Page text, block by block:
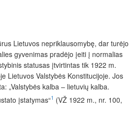
Lietuvos nepriklausomybę, dar turėjo
gyvenimas pradėjo įeiti į normalias
statusas įtvirtintas tik 1922 m.
Lietuvos Valstybės Konstitucijoje. Jos
„Valstybės kalba – lietuvių kalba.
įstatymas“1 (VŽ 1922 m., nr. 100,